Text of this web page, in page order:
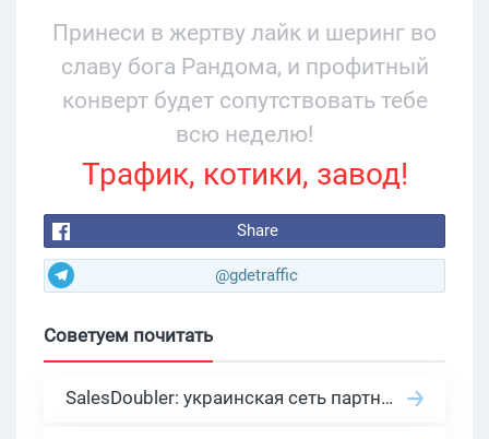
Принеси в жертву лайк и шеринг во
славу бога Рандома, и профитный
конверт будет сопутствовать тебе
всю неделю!
Трафик, котики, завод!
Share
@gdetraffic
Советуем почитать
SalesDoubler: украинская сеть партнерских программ с оплатой за действие